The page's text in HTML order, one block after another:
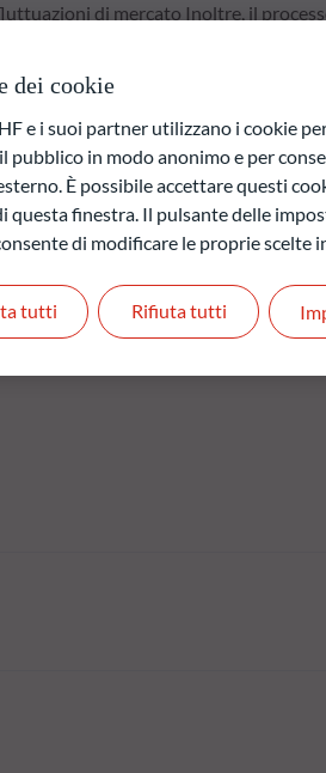
di mercato Inoltre, il
di perdita di capitale.
di quelli futuri e possono
dei cookie
e i suoi partner utilizzano i cookie
pubblico in modo anonimo e per
È possibile accettare questi
questa finestra. Il pulsante delle
di modificare le proprie scelte
Rifiuta tutti
tutti